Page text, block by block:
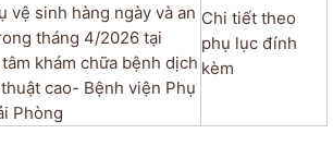
vệ sinh hàng ngày và an
tháng 4/2026 tại
khám chữa bệnh dịch
cao- Bệnh viện Phụ
Phòng
Chi tiết theo
phụ lục đính
kèm